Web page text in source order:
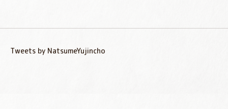
Tweets by NatsumeYujincho